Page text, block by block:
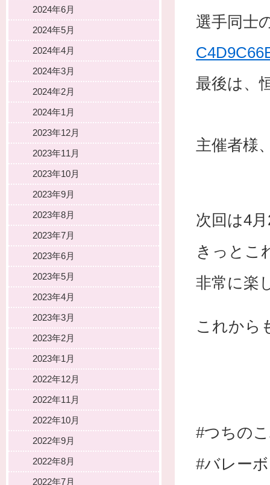
選手同士
最後は、
主催者様
次回は4
きっとこ
非常に楽
これから
#つちの
#バレー
2024年6月
2024年5月
2024年4月
2024年3月
2024年2月
2024年1月
2023年12月
2023年11月
2023年10月
2023年9月
2023年8月
2023年7月
2023年6月
2023年5月
2023年4月
2023年3月
2023年2月
2023年1月
2022年12月
2022年11月
2022年10月
2022年9月
2022年8月
2022年7月